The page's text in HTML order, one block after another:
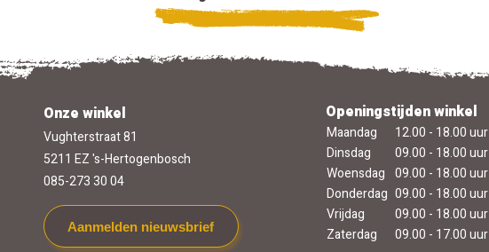
Onze winkel
Vughterstraat 81
5211 EZ 's-Hertogenbosch
085-273 30 04
Aanmelden nieuwsbrief
Openingstijden winkel
Maandag
12.00 - 18.00 uur
Dinsdag
09.00 - 18.00 uur
Woensdag 09.00 - 18.00 uur
Donderdag 09.00 - 18.00 uur
Vrijdag
09.00 - 18.00 uur
Zaterdag
09.00 - 17.00 uur